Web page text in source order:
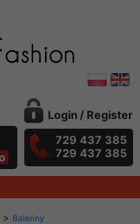
Login / Register
729 437 385
729 437 385
> Baleriny